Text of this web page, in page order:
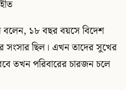
১৮ বছর বয়সে বিদেশ
সংসার ছিল। এখন তাদের সুখের
তখন পরিবারের চারজন চলে